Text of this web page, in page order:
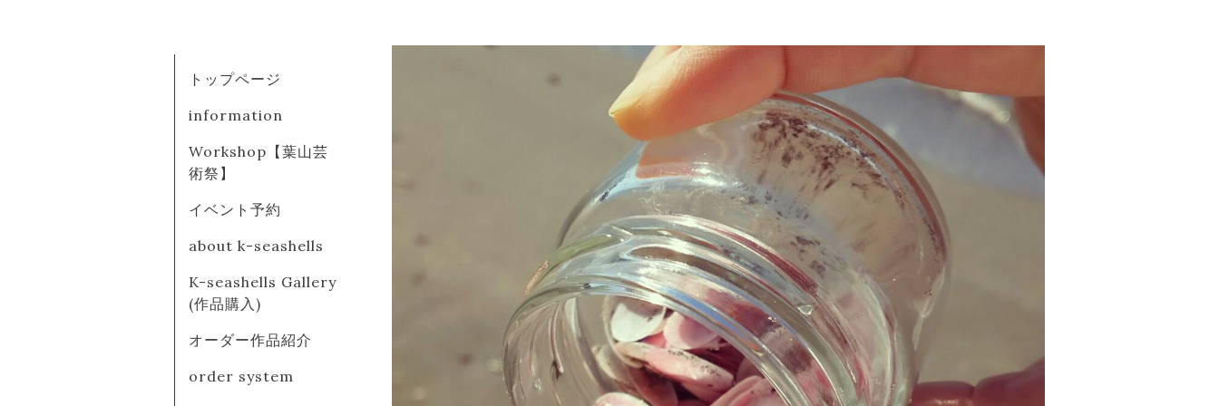
トップページ
information
Workshop【葉山芸
術祭】
イベント予約
about k-seashells
K-seashells Gallery
(作品購入)
オーダー作品紹介
order system